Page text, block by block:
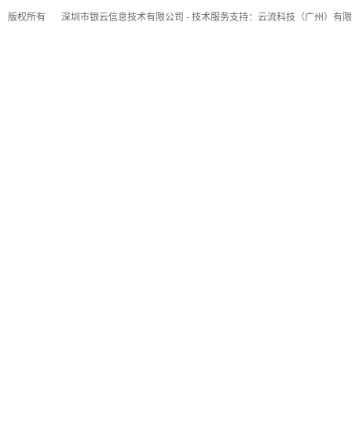
版权所有 深圳市银云信息技术有限公司 - 技术服务支持：云流科技（广州）有